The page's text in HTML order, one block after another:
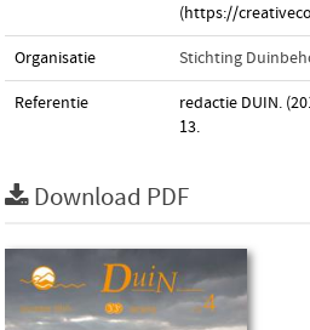
(https://
Organisatie Stichting
Referentie redactie DUIN.
13.
Download PDF